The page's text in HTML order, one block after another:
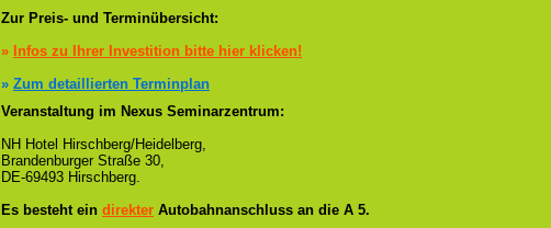
Zur Preis- und Terminübersicht:
» Infos zu Ihrer Investition bitte hier klicken!
» Zum detaillierten Terminplan
Veranstaltung im Nexus Seminarzentrum:
NH Hotel Hirschberg/Heidelberg,
Brandenburger Straße 30,
DE-69493 Hirschberg.
Es besteht ein direkter Autobahnanschluss an die A 5.